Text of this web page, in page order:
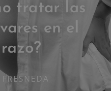
tratar las
en el
FRESNEDA